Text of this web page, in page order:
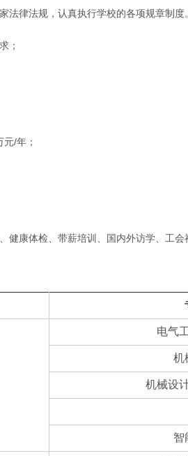
法律法规，认真执行学校的各项规章制
；
/年；
康体检、带薪培训、国内外访学、工会
电气
机
机械设
智